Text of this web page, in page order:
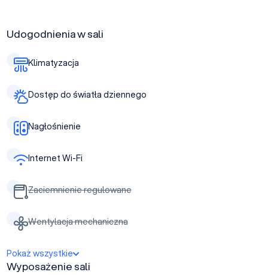
Udogodnienia w sali
Klimatyzacja
Dostęp do światła dziennego
Nagłośnienie
Internet Wi-Fi
Zaciemnienie regulowane
Wentylacja mechaniczna
Pokaż wszystkie
Wyposażenie sali